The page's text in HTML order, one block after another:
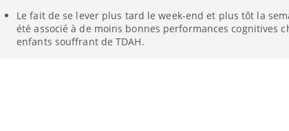
Le fait de se lever plus tard le week-end et plus tôt la
été associé à de moins bonnes performances cognitives
enfants souffrant de TDAH.
TDAH : quel est ce
traitement autorisé aux
États-Unis ?
Insuffisance
comment